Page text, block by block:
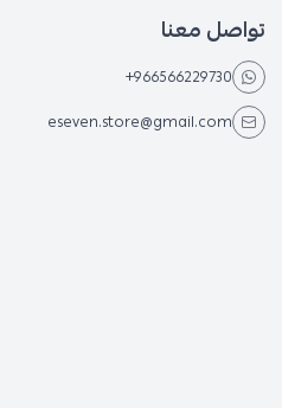
تواصل معنا
+966566229730
eseven.store@gmail.com